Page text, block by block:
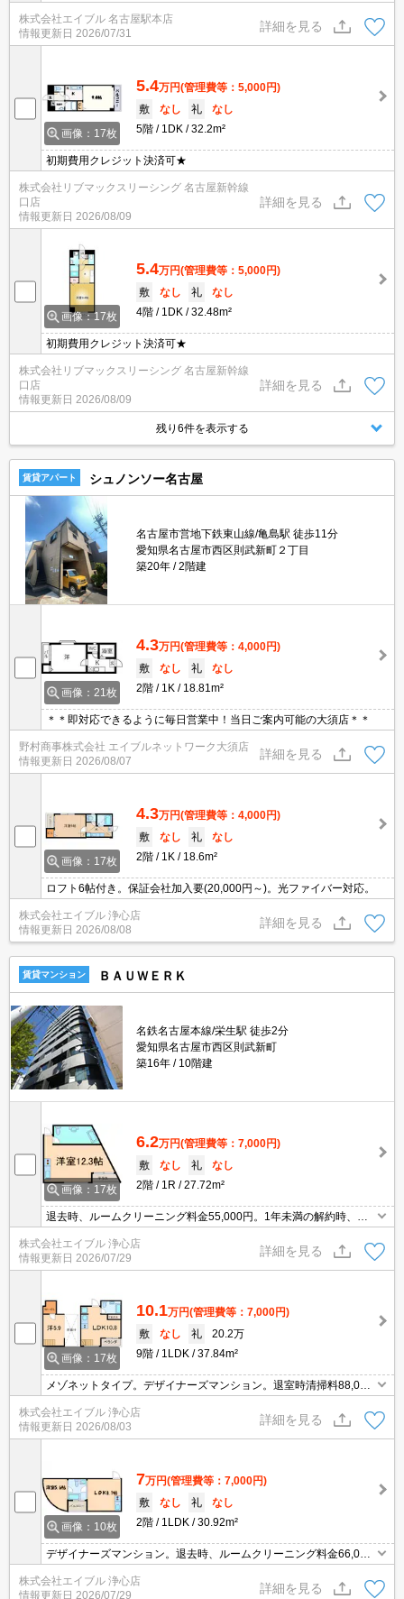
ムクリーニング料金54,000円。
株式会社エイブル 名古屋駅本店
情報更新日 2026/07/31
詳細を見る
画像：17枚
5.4万円(管理費等：5,000円)
敷
なし 礼
なし
5階
1DK 32.2m²
初期費用クレジット決済可★
株式会社リブマックスリーシング 名古屋新幹線
口店
情報更新日 2026/08/09
詳細を見る
画像：17枚
5.4万円(管理費等：5,000円)
敷
なし 礼
なし
4階
1DK 32.48m²
初期費用クレジット決済可★
株式会社リブマックスリーシング 名古屋新幹線
口店
情報更新日 2026/08/09
詳細を見る
残り6件を表示する
賃貸アパート シュノンソー名古屋
名古屋市営地下鉄東山線/亀島駅 徒歩11分
愛知県名古屋市西区則武新町２丁目
築20年
2階建
画像：21枚
4.3万円(管理費等：4,000円)
敷
なし 礼
なし
2階
1K 18.81m²
＊＊即対応できるように毎日営業中！当日ご案内可能の大須店＊＊
野村商事株式会社 エイブルネットワーク大須店
情報更新日 2026/08/07
詳細を見る
画像：17枚
4.3万円(管理費等：4,000円)
敷
なし 礼
なし
2階
1K 18.6m²
ロフト6帖付き。保証会社加入要(20,000円～)。光ファイバー対応。
株式会社エイブル 浄心店
情報更新日 2026/08/08
詳細を見る
賃貸マンション ＢＡＵＷＥＲＫ
名鉄名古屋本線/栄生駅 徒歩2分
愛知県名古屋市西区則武新町
築16年
10階建
画像：17枚
6.2万円(管理費等：7,000円)
敷
なし 礼
なし
2階
1R 27.72m²
退去時、ルームクリーニング料金55,000円。1年未満の解約時、違
約金1ヶ月分発生。
株式会社エイブル 浄心店
情報更新日 2026/07/29
詳細を見る
画像：17枚
10.1万円(管理費等：7,000円)
敷
なし 礼
20.2万
9階
1LDK 37.84m²
メゾネットタイプ。デザイナーズマンション。退室時清掃料88,000
円。
株式会社エイブル 浄心店
情報更新日 2026/08/03
詳細を見る
画像：10枚
7万円(管理費等：7,000円)
敷
なし 礼
なし
2階
1LDK 30.92m²
デザイナーズマンション。退去時、ルームクリーニング料金66,000
円。1年未満の解約時、違約金1ヶ月分発生。IH調理器付き。
株式会社エイブル 浄心店
情報更新日 2026/07/29
詳細を見る